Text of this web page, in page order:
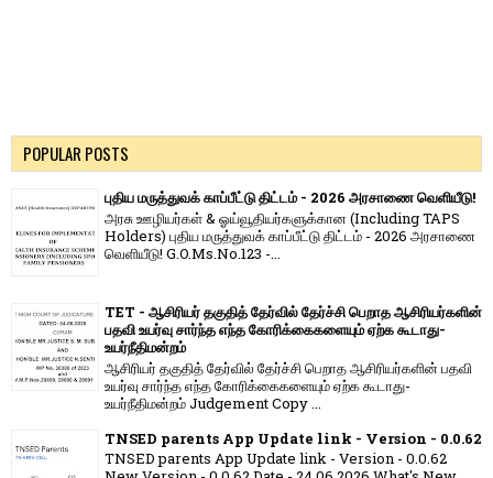
POPULAR POSTS
புதிய மருத்துவக் காப்பீட்டு திட்டம் - 2026 அரசாணை வெளியீடு!
அரசு ஊழியர்கள் & ஓய்வூதியர்களுக்கான (Including TAPS
Holders) புதிய மருத்துவக் காப்பீட்டு திட்டம் - 2026 அரசாணை
வெளியீடு! G.O.Ms.No.123 -...
TET - ஆசிரியர் தகுதித் தேர்வில் தேர்ச்சி பெறாத ஆசிரியர்களின்
பதவி உயர்வு சார்ந்த எந்த கோரிக்கைகளையும் ஏற்க கூடாது-
உயர்நீதிமன்றம்
ஆசிரியர் தகுதித் தேர்வில் தேர்ச்சி பெறாத ஆசிரியர்களின் பதவி
உயர்வு சார்ந்த எந்த கோரிக்கைகளையும் ஏற்க கூடாது-
உயர்நீதிமன்றம் Judgement Copy ...
TNSED parents App Update link - Version - 0.0.62
TNSED parents App Update link - Version - 0.0.62